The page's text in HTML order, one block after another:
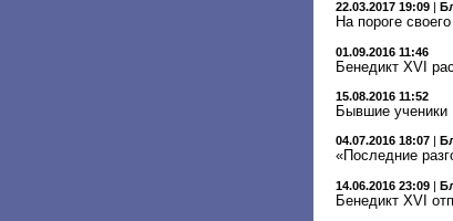
22.03.2017 19:09
На пороге
01.09.2016 11:46
Бенедикт XVI
15.08.2016 11:52
Бывшие ученики
04.07.2016 18:07
«Последние
14.06.2016 23:09 |
Бенедикт XVI